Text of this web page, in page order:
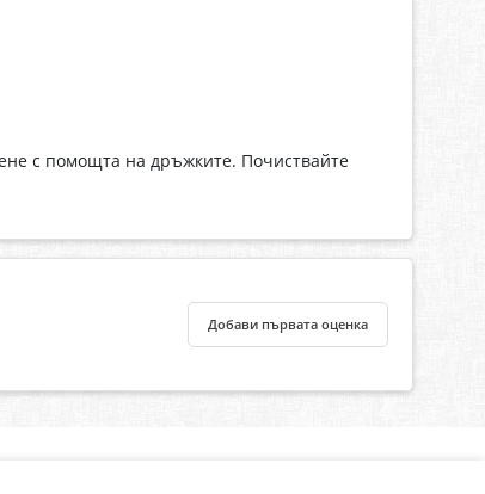
с помощта на дръжките. Почиствайте
Добави първата оценка